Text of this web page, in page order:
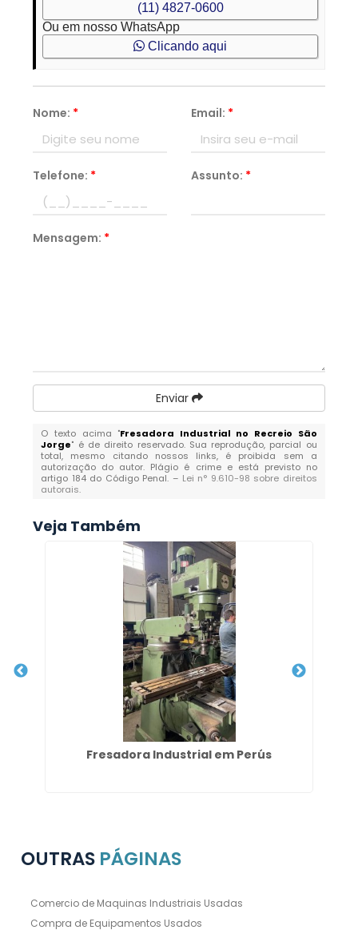
(11) 4827-0600
Ou em nosso WhatsApp
Clicando aqui
Nome: * Email: *
Telefone: * Assunto: *
Mensagem: *
Enviar
O texto acima "Fresadora Industrial no Recreio São
Jorge" é de direito reservado. Sua reprodução, parcial ou
total, mesmo citando nossos links, é proibida sem a
autorização do autor. Plágio é crime e está previsto no
artigo 184 do Código Penal. – Lei n° 9.610-98 sobre direitos
autorais.
Veja Também
Fresadora Industrial em Perús
OUTRAS PÁGINAS
Comercio de Maquinas Industriais Usadas
Compra de Equipamentos Usados